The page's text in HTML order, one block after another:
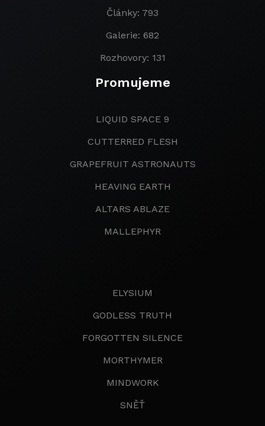
Články: 793
Galerie: 682
Rozhovory: 131
Promujeme
LIQUID SPACE 9
CUTTERRED FLESH
GRAPEFRUIT ASTRONAUTS
HEAVING EARTH
ALTARS ABLAZE
MALLEPHYR
ELYSIUM
GODLESS TRUTH
FORGOTTEN SILENCE
MORTHYMER
MINDWORK
SNĚŤ